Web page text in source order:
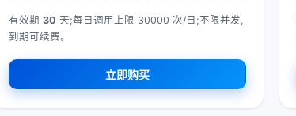
有效期30 天;每日调用上限 30000 次/日;不限并发,
到期可续费。
立即购买